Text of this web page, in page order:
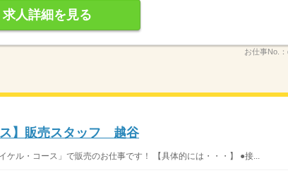
求人詳細を見る
お仕事No.：
】販売スタッフ 越谷
ル・コース」で販売のお仕事です！ 【具体的には・・・】 ●接...